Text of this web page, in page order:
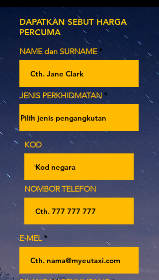
DAPATKAN SEBUT HARGA
PERCUMA
NAME dan SURNAME
JENIS PERKHIDMATAN
KOD
NOMBOR TELEFON
E-MEL